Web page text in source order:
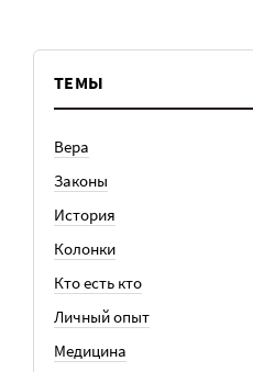
ТЕМЫ
Вера
Законы
История
Колонки
Кто есть кто
Личный опыт
Медицина